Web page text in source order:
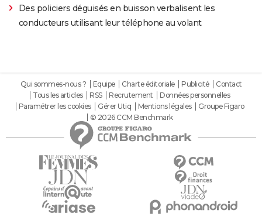
Des policiers déguisés en buisson verbalisent les
conducteurs utilisant leur téléphone au volant
Qui sommes-nous ? Equipe Charte éditoriale Publicité
Contact
Tous les articles
RSS Recrutement
Données personnelles
Paramétrer les cookies
Gérer Utiq Mentions légales
Groupe Figaro
© 2026 CCM Benchmark